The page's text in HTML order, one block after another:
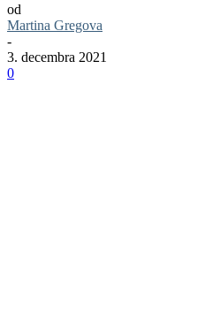
od
Martina Gregova
-
3. decembra 2021
0